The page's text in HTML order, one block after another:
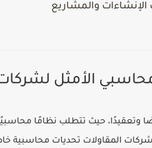
والمشاريع
الأمثل
وتعقيدًا، حيث تتطلب نظامًا
شركات المقاولات تحديات محاسبية